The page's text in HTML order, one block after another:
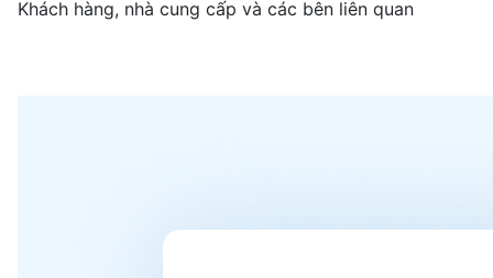
Khách hàng, nhà cung cấp và các bên liên quan